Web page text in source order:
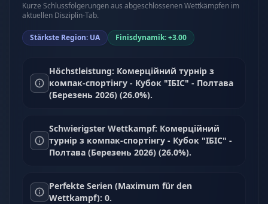
Kurze Schlussfolgerungen aus abgeschlossenen Wettkämpfen im
aktuellen Disziplin-Tab.
Stärkste Region: UA Finisdynamik: +3.00
Höchstleistung: Комерційний турнір з
компак-спортінгу - Кубок "ІБІС" - Полтава
(Березень 2026) (26.0%).
Schwierigster Wettkampf: Комерційний
турнір з компак-спортінгу - Кубок "ІБІС" -
Полтава (Березень 2026) (26.0%).
Perfekte Serien (Maximum für den
Wettkampf): 0.